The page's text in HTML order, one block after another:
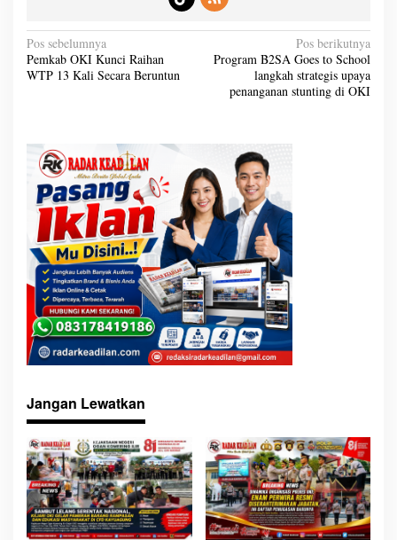
N
a
v
i
o
Pos sebelumnya
Pemkab OKI Kunci Raihan
WTP 13 Kali Secara Beruntun
Pos berikutnya
Program B2SA Goes to School
langkah strategis upaya
penanganan stunting di OKI
Jangan Lewatkan